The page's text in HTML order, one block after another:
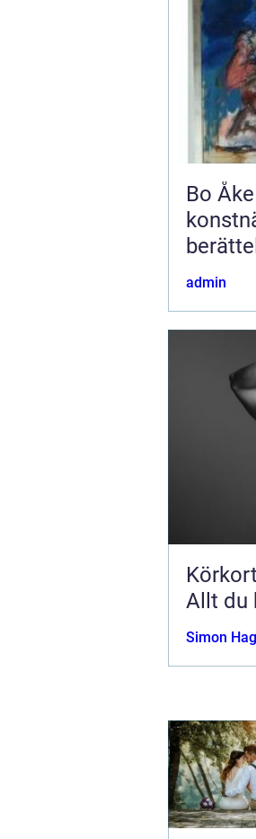
Bo
admin
Allt du
Simon